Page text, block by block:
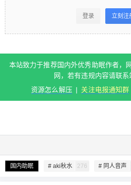
登录 立刻注
本站致力于推荐国内外优秀助眠作者，
网，若有违规内容请联系
资源怎么解压 | 关注电报通知群
国内助眠 # aki秋水 276 # 同人音声